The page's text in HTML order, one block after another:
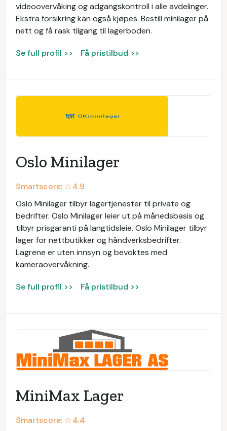
videoovervåking og adgangskontroll i alle avdelinger.
Ekstra forsikring kan også kjøpes. Bestill minilager på
nett og få rask tilgang til lagerboden.
Se full profil >> Få pristilbud >>
Oslo Minilager
Smartscore: ☆4.9
Oslo Minilager tilbyr lagertjenester til private og
bedrifter. Oslo Minilager leier ut på månedsbasis og
tilbyr prisgaranti på langtidsleie. Oslo Minilager tilbyr
lager for nettbutikker og håndverksbedrifter.
Lagrene er uten innsyn og bevoktes med
kameraovervåkning.
Se full profil >> Få pristilbud >>
MiniMax Lager
Smartscore: ☆4.4